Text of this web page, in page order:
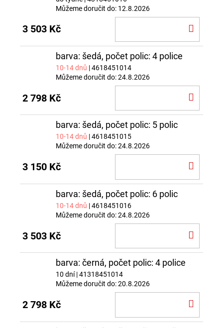
Můžeme doručit do: 12.8.2026
3 503 Kč
barva: šedá, počet polic: 4 police
10-14 dnů | 4618451014
Můžeme doručit do:24.8.2026
2 798 Kč
barva: šedá, počet polic: 5 polic
10-14 dnů | 4618451015
Můžeme doručit do:24.8.2026
3 150 Kč
barva: šedá, počet polic: 6 polic
10-14 dnů | 4618451016
Můžeme doručit do:24.8.2026
3 503 Kč
barva: černá, počet polic: 4 police
10 dní| 41318451014
Můžeme doručit do:20.8.2026
2 798 Kč